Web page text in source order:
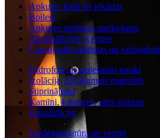
Apkures katli un iekārtas
Boileri
Apkures sistēmas aprīkojums
Akumulācijas tvertnes
Cauruļvadu sistēmas un veidgabali
Hidrofori un izplešanās trauki
Izolācija, blīvējamais materiāls
Stiprinājumi
Kamīni, kurtuves, pirts krāsnis
Kanalizācija
Noslēgarmatūra un ventiļi